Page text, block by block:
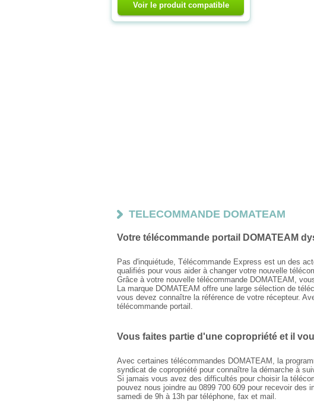
Voir le produit compatible
TELECOMMANDE DOMATEAM
Votre télécommande portail DOMATEAM
Pas d'inquiétude, Télécommande Express est un des
qualifiés pour vous aider à changer votre nouvelle
Grâce à votre nouvelle télécommande DOMATEAM,
La marque DOMATEAM offre une large sélection de
vous devez connaître la référence de votre récepteur.
télécommande portail.
Vous faites partie d'une copropriété et il
Avec certaines télécommandes DOMATEAM, la
syndicat de copropriété pour connaître la démarche à
Si jamais vous avez des difficultés pour choisir la
pouvez nous joindre au 0899 700 609 pour recevoir
samedi de 9h à 13h par téléphone, fax et mail.